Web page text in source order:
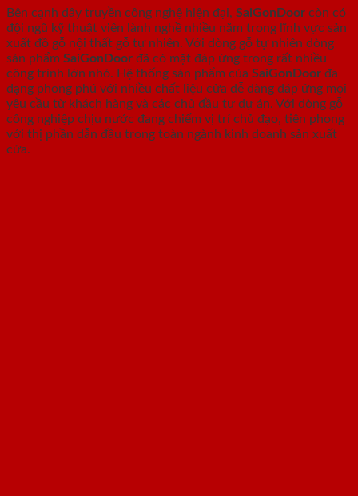
Bên cạnh dây truyền công nghệ hiện đại, SaiGonDoor còn có
đội ngũ kỹ thuật viên lành nghề nhiều năm trong lĩnh vực sản
xuất đồ gỗ nội thất gỗ tự nhiên. Với dòng gỗ tự nhiên dòng
sản phẩm SaiGonDoor đã có mặt đáp ứng trong rất nhiều
công trình lớn nhỏ. Hệ thống sản phẩm của SaiGonDoor đa
dạng phong phú với nhiều chất liệu cửa dễ dàng đáp ứng mọi
yêu cầu từ khách hàng và các chủ đầu tư dự án. Với dòng gỗ
công nghiệp chịu nước đang chiếm vị trí chủ đạo, tiên phong
với thị phần dẫn đầu trong toàn ngành kinh doanh sản xuất
cửa.